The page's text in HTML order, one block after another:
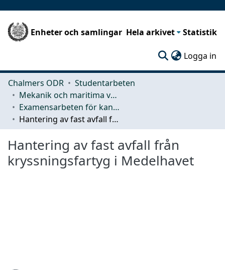
Enheter och samlingar Hela arkivet Statistik
Logga in
Chalmers ODR
Studentarbeten
Mekanik och maritima vetenskaper (M2)
Examensarbeten för kandidatexamen
Hantering av fast avfall från kryssningsfartyg i Medelhavet
Hantering av fast avfall från
kryssningsfartyg i Medelhavet